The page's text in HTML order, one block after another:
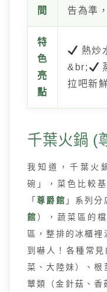
間
告為準
特
色
亮
點
熱炒
&br;
拉吧新
千葉火鍋 (
我知道，千葉火
碗」，菜色比較
「尊爵館 」系列分
館 ），蔬菜區的
區，整排的冰櫃裡
到嚇人！各種常
菜、大陸妹）、根
蕈類（金針菇、香